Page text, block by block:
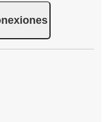
facturado.
puedes
Al comprar tu
puedes elegir entre